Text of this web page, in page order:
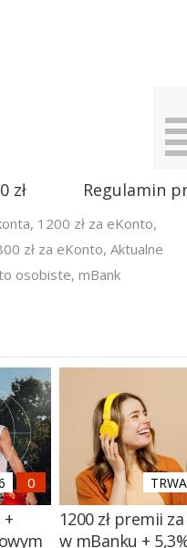
zł Regulamin
, 1200 zł za eKonto,
zł za eKonto, Aktualne
osobiste, mBank
1200 zł premii
w mBanku +